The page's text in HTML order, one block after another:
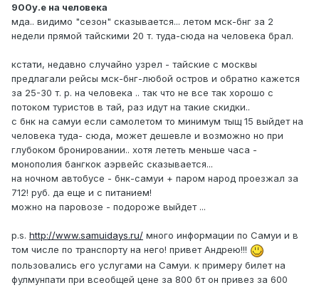
900у.е на человека
мда.. видимо "сезон" сказывается... летом мск-бнг за 2
недели прямой тайскими 20 т. туда-сюда на человека брал.
кстати, недавно случайно узрел - тайские с москвы
предлагали рейсы мск-бнг-любой остров и обратно кажется
за 25-30 т. р. на человека .. так что не все так хорошо с
потоком туристов в тай, раз идут на такие скидки..
с бнк на самуи если самолетом то минимум тыщ 15 выйдет на
человека туда- сюда, может дешевле и возможно но при
глубоком бронировании.. хотя лететь меньше часа -
монополия бангкок аэрвейс сказывается...
на ночном автобусе - бнк-самуи + паром народ проезжал за
712! руб. да еще и с питанием!
можно на паровозе - подороже выйдет ...
p.s. http://www.samuidays.ru/ много информации по Самуи и в
том числе по транспорту на него! привет Андрею!!!
пользовались его услугами на Самуи. к примеру билет на
фулмунпати при всеобщей цене за 800 бт он привез за 600